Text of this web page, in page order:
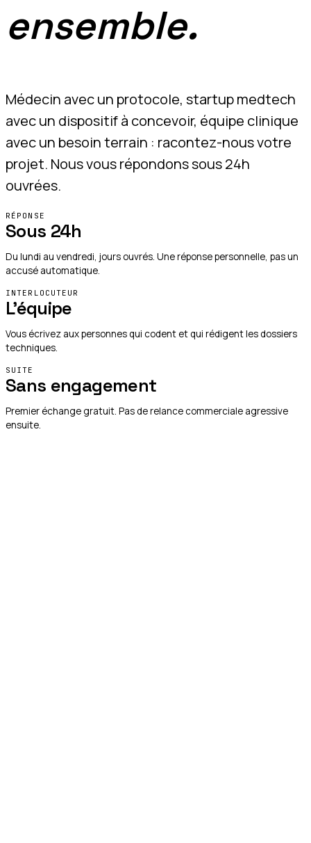
ensemble.
Médecin avec un protocole, startup medtech
avec un dispositif à concevoir, équipe clinique
avec un besoin terrain : racontez-nous votre
projet. Nous vous répondons sous 24h
ouvrées.
RÉPONSE
Sous 24h
Du lundi au vendredi, jours ouvrés. Une réponse personnelle, pas un
accusé automatique.
INTERLOCUTEUR
L'équipe
Vous écrivez aux personnes qui codent et qui rédigent les dossiers
techniques.
SUITE
Sans engagement
Premier échange gratuit. Pas de relance commerciale agressive
ensuite.